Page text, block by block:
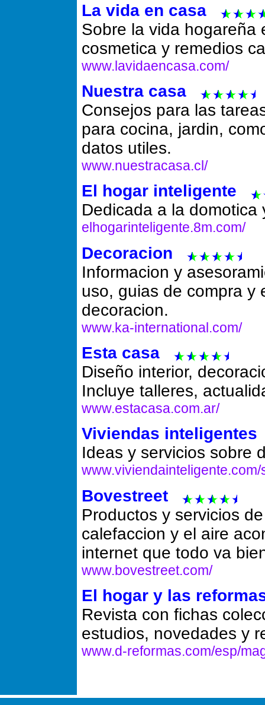
La vida en casa
Sobre la vida hogareña
cosmetica y remedios
www.lavidaencasa.com/
Nuestra casa
Consejos para las
para cocina, jardin,
datos utiles.
www.nuestracasa.cl/
El hogar inteligente
Dedicada a la
elhogarinteligente.8m.com/
Decoracion
Informacion y
uso, guias de compra y
decoracion.
www.ka-international.com/
Esta casa
Diseño interior,
Incluye talleres,
www.estacasa.com.ar/
Viviendas inteligentes
Ideas y servicios sobre
www.viviendainteligente.com/
Bovestreet
Productos y servicios
calefaccion y el aire
internet que todo va
www.bovestreet.com/
El hogar y las
Revista con fichas
estudios, novedades y
www.d-reformas.com/esp/